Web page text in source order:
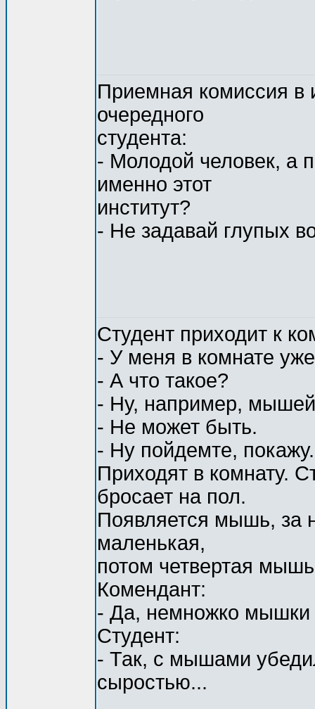
Приемная комиссия в
очередного
студента:
- Молодой человек, а
именно этот
институт?
- Не задавай глупых
Студент приходит к
- У меня в комнате
- А что такое?
- Ну, например,
- Не может быть.
- Ну пойдемте, покажу.
Приходят в комнату.
бросает на пол.
Появляется мышь, за
маленькая,
потом четвертая
Комендант:
- Да, немножко мышки
Студент:
- Так, с мышами
сыростью...